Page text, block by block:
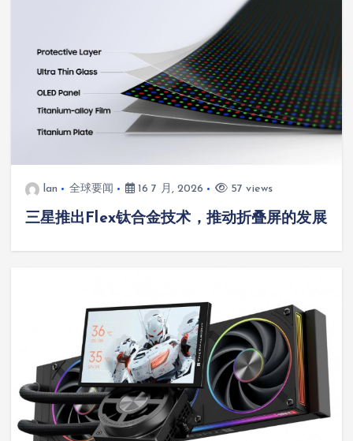
lan 全球要闻 16 7 月, 2026 57 views
三星推出Flex钛合金技术，推动折叠屏的发展